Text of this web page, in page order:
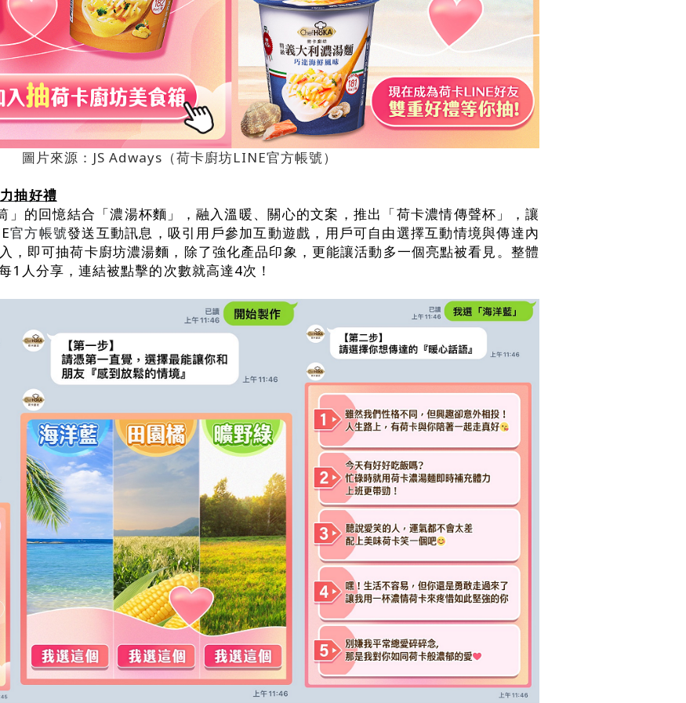
圖片來源：JS Adways（荷卡廚坊LINE官方帳號）
抽好禮
」的回憶結合「濃湯杯麵」，融入溫暖、關心的文案，推出「荷卡濃情傳聲杯」，讓
官方帳號發送互動訊息，吸引用戶參加互動遊戲，用戶可自由選擇互動情境與傳達內
，即可抽荷卡廚坊濃湯麵，除了強化產品印象，更能讓活動多一個亮點被看見。整體
1人分享，連結被點擊的次數就高達4次！